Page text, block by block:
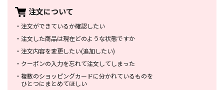
注文について
・ 注文ができているか確認したい
・ 注文した商品は現在どのような状態ですか
・ 注文内容を変更したい(追加したい)
・ クーポンの入力を忘れて注文してしまった
・ 複数のショッピングカードに分かれているものを
ひとつにまとめてほしい